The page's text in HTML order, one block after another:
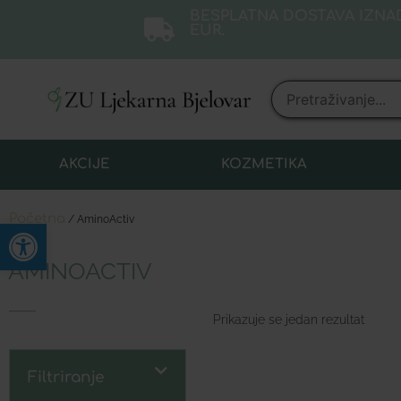
AKCIJE KOZMETIKA
/ AminoActiv
AMINOACTIV
Filtriranje
Prikazuje se jedan rezultat
Open toolbar